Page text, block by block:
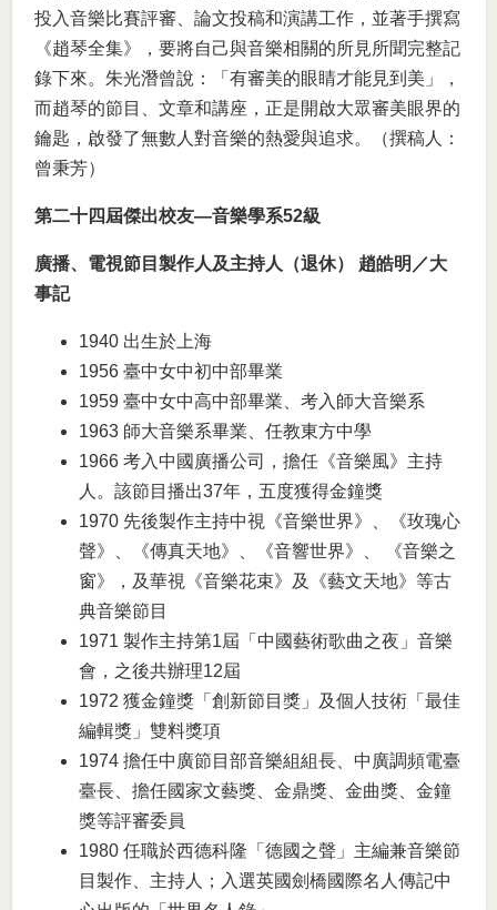
投入音樂比賽評審、論文投稿和演講工作，並著手撰寫
《趙琴全集》，要將自己與音樂相關的所見所聞完整記
錄下來。朱光潛曾說：「有審美的眼睛才能見到美」，
而趙琴的節目、文章和講座，正是開啟大眾審美眼界的
鑰匙，啟發了無數人對音樂的熱愛與追求。（撰稿人：
曾秉芳）
第二十四屆傑出校友—音樂學系52級
廣播、電視節目製作人及主持人（退休） 趙皓明／大
事記
1940 出生於上海
1956 臺中女中初中部畢業
1959 臺中女中高中部畢業、考入師大音樂系
1963 師大音樂系畢業、任教東方中學
1966 考入中國廣播公司，擔任《音樂風》主持
人。該節目播出37年，五度獲得金鐘獎
1970 先後製作主持中視《音樂世界》、《玫瑰心
聲》、《傳真天地》、《音響世界》、 《音樂之
窗》，及華視《音樂花束》及《藝文天地》等古
典音樂節目
1971 製作主持第1屆「中國藝術歌曲之夜」音樂
會，之後共辦理12屆
1972 獲金鐘獎「創新節目獎」及個人技術「最佳
編輯獎」雙料獎項
1974 擔任中廣節目部音樂組組長、中廣調頻電臺
臺長、擔任國家文藝獎、金鼎獎、金曲獎、金鐘
獎等評審委員
1980 任職於西德科隆「德國之聲」主編兼音樂節
目製作、主持人；入選英國劍橋國際名人傳記中